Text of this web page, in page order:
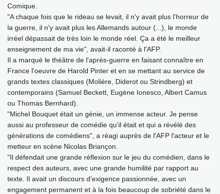
Comique.
"A chaque fois que le rideau se levait, il n'y avait plus l'horreur de
la guerre, il n'y avait plus les Allemands autour (...), le monde
irréel dépassait de très loin le monde réel. Ça a été le meilleur
enseignement de ma vie", avait-il raconté à l'AFP.
Il a marqué le théâtre de l'après-guerre en faisant connaître en
France l'oeuvre de Harold Pinter et en se mettant au service de
grands textes classiques (Molière, Diderot ou Strindberg) et
contemporains (Samuel Beckett, Eugène Ionesco, Albert Camus
ou Thomas Bernhard).
"Michel Bouquet était un génie, un immense acteur. Je pense
aussi au professeur de comédie qu’il était et qui a révélé des
générations de comédiens", a réagi auprès de l'AFP l'acteur et le
metteur en scène Nicolas Briançon.
"Il défendait une grande réflexion sur le jeu du comédien, dans le
respect des auteurs, avec une grande humilité par rapport au
texte. Il avait un discours d’exigence passionnée, avec un
engagement permanent et à la fois beaucoup de sobriété dans le